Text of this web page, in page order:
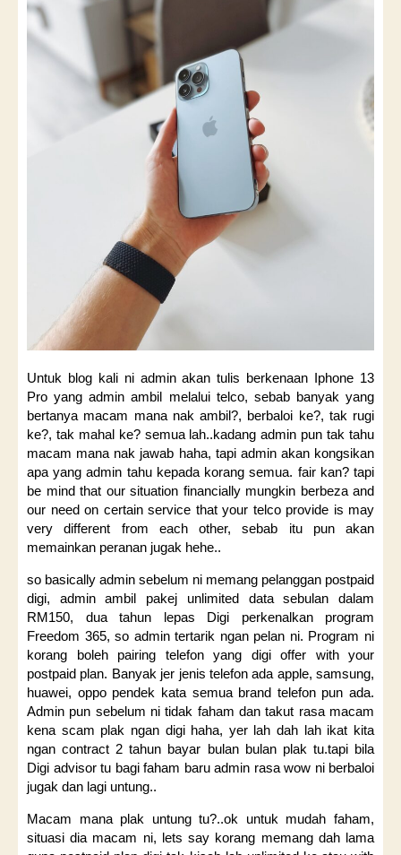
Untuk blog kali ni admin akan tulis berkenaan Iphone 13
Pro yang admin ambil melalui telco, sebab banyak yang
bertanya macam mana nak ambil?, berbaloi ke?, tak rugi
ke?, tak mahal ke? semua lah..kadang admin pun tak tahu
macam mana nak jawab haha, tapi admin akan kongsikan
apa yang admin tahu kepada korang semua. fair kan? tapi
be mind that our situation financially mungkin berbeza and
our need on certain service that your telco provide is may
very different from each other, sebab itu pun akan
memainkan peranan jugak hehe..
so basically admin sebelum ni memang pelanggan postpaid
digi, admin ambil pakej unlimited data sebulan dalam
RM150, dua tahun lepas Digi perkenalkan program
Freedom 365, so admin tertarik ngan pelan ni. Program ni
korang boleh pairing telefon yang digi offer with your
postpaid plan. Banyak jer jenis telefon ada apple, samsung,
huawei, oppo pendek kata semua brand telefon pun ada.
Admin pun sebelum ni tidak faham dan takut rasa macam
kena scam plak ngan digi haha, yer lah dah lah ikat kita
ngan contract 2 tahun bayar bulan bulan plak tu.tapi bila
Digi advisor tu bagi faham baru admin rasa wow ni berbaloi
jugak dan lagi untung..
Macam mana plak untung tu?..ok untuk mudah faham,
situasi dia macam ni, lets say korang memang dah lama